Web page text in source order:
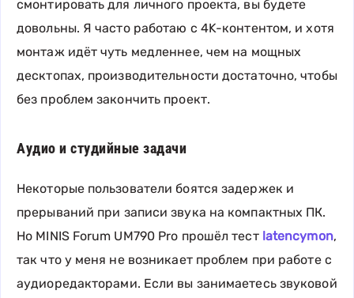
смонтировать для личного проекта, вы будете
довольны. Я часто работаю с 4K-контентом, и хотя
монтаж идёт чуть медленнее, чем на мощных
десктопах, производительности достаточно, чтобы
без проблем закончить проект.
Аудио и студийные задачи
Некоторые пользователи боятся задержек и
прерываний при записи звука на компактных ПК.
Но MINIS Forum UM790 Pro прошёл тест latencymon,
так что у меня не возникает проблем при работе с
аудиоредакторами. Если вы занимаетесь звуковой